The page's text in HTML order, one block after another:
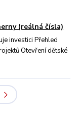
(reálná čísla)
investici Přehled
Otevření dětské